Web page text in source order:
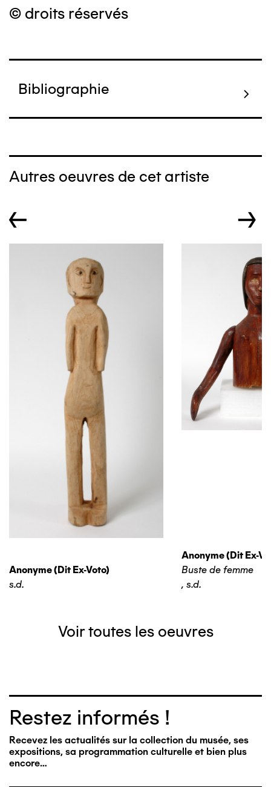
© droits réservés
Bibliographie
Autres oeuvres de cet artiste
← →
Anonyme (dit Ex-Voto)
s.d.
Anonyme (dit Ex-
Buste de femme
, s.d.
Voir toutes les oeuvres
Restez informés !
Recevez les actualités sur la collection du musée, ses
expositions, sa programmation culturelle et bien plus
encore…